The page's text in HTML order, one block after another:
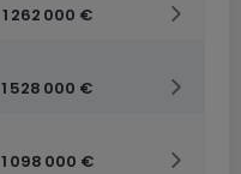
1 262 000 €
1 528 000 €
1 098 000 €